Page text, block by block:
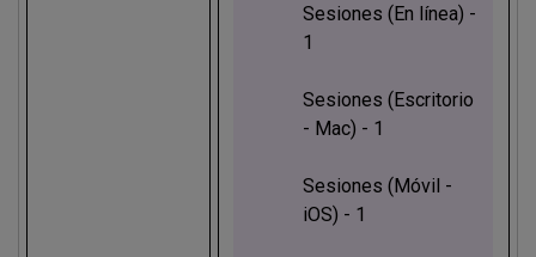
Sesiones (En línea) -
1
Sesiones (Escritorio
- Mac) - 1
Sesiones (Móvil -
iOS) - 1